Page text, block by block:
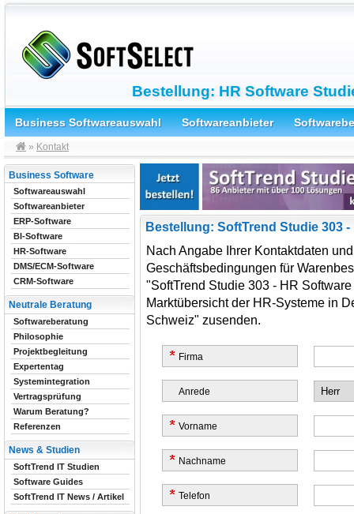
Bestellung: HR Software
Business Softwareauswahl Softwareanbieter
» Kontakt
Bestellung: SoftTrend Studie 303
Nach Angabe Ihrer Kontaktdaten
Geschäftsbedingungen für
"SoftTrend Studie 303 - HR
Marktübersicht der HR-Systeme in
Schweiz" zusenden.
Firma
Anrede
Vorname
Nachname
Telefon
Business Software
Softwareauswahl
Softwareanbieter
ERP-Software
BI-Software
HR-Software
DMS/ECM-Software
CRM-Software
Neutrale Beratung
Softwareberatung
Philosophie
Projektbegleitung
Expertentag
Systemintegration
Vertragsprüfung
Warum Beratung?
Referenzen
News & Studien
SoftTrend IT Studien
Software Guides
SoftTrend IT News / Artikel